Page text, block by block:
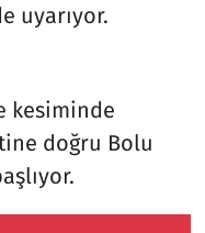
uyarıyor.
kesiminde
doğru Bolu